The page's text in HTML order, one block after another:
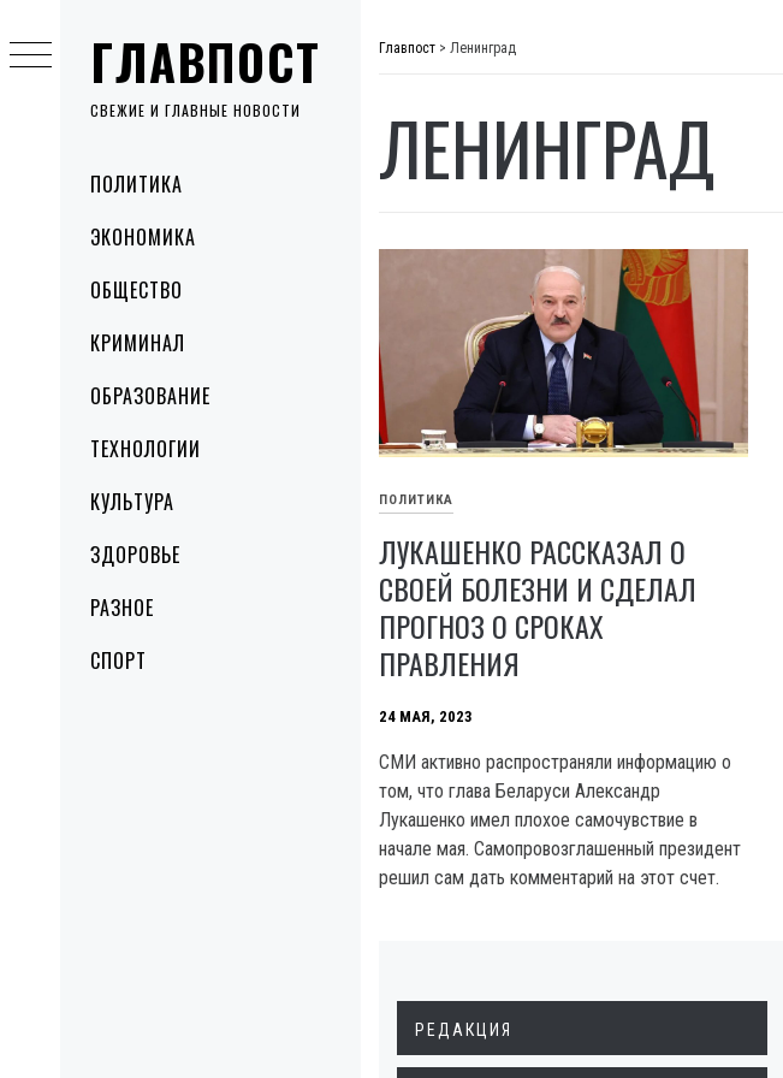
ГЛАВПОСТ
СВЕЖИЕ И ГЛАВНЫЕ НОВОСТИ
MenuПОЛИТИКА
ЭКОНОМИКА
ОБЩЕСТВО
КРИМИНАЛ
ОБРАЗОВАНИЕ
ТЕХНОЛОГИИ
КУЛЬТУРА
ЗДОРОВЬЕ
РАЗНОЕ
СПОРТ
to
content
Главпост > Ленинград
ЛЕНИНГРАД
ПОЛИТИКА
ЛУКАШЕНКО РАССКАЗАЛ О
СВОЕЙ БОЛЕЗНИ И СДЕЛАЛ
ПРОГНОЗ О СРОКАХ
ПРАВЛЕНИЯ
24 МАЯ, 2023
СМИ активно распространяли информацию о
том, что глава Беларуси Александр
Лукашенко имел плохое самочувствие в
начале мая. Самопровозглашенный президент
решил сам дать комментарий на этот счет.
РЕДАКЦИЯ